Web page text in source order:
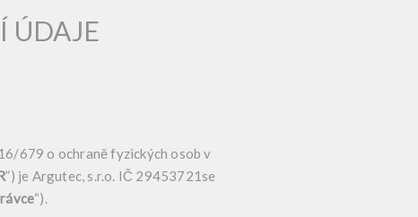
ÚDAJE
679 o ochraně fyzických osob v
”) je Argutec, s.r.o. IČ 29453721se
“).